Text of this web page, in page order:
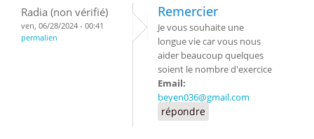
Radia (non vérifié)
ven, 06/28/2024 - 00:41
permalien
Remercier
Je vous souhaite une
longue vie car vous nous
aider beaucoup quelques
soient le nombre d'exercice
Email:
beyen036@gmail.com
répondre